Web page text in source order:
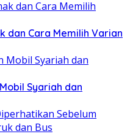
dan Cara Memilih Varian
Syariah dan